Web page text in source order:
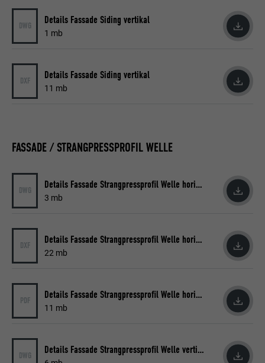
DWG Details Fassade Siding vertikal
1 mb
DXF Details Fassade Siding vertikal
11 mb
FASSADE / STRANGPRESSPROFIL WELLE
DWG Details Fassade Strangpressprofil Welle horizontal
3 mb
DXF Details Fassade Strangpressprofil Welle horizontal
22 mb
PDF Details Fassade Strangpressprofil Welle horizontal
11 mb
DWG Details Fassade Strangpressprofil Welle vertikal